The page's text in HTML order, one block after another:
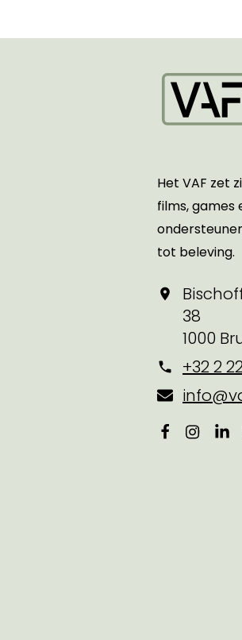
Het VAF zet
films, games
tot beleving.
38
1000
+32 2